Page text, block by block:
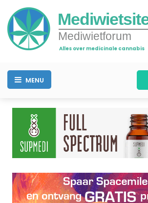
Mediwietforum
Alles over medicinale cannabis
MENU